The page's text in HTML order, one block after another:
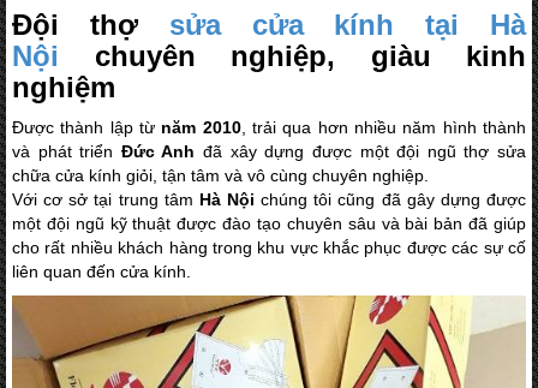
Đội thợ sửa cửa kính tại Hà
Nội chuyên nghiệp, giàu kinh
nghiệm
Được thành lập từ năm 2010, trải qua hơn nhiều năm hình thành
và phát triển Đức Anh đã xây dựng được một đội ngũ thợ sửa
chữa cửa kính giỏi, tận tâm và vô cùng chuyên nghiệp.
Với cơ sở tại trung tâm Hà Nội chúng tôi cũng đã gây dựng được
một đội ngũ kỹ thuật được đào tạo chuyên sâu và bài bản đã giúp
cho rất nhiều khách hàng trong khu vực khắc phục được các sự cố
liên quan đến cửa kính.